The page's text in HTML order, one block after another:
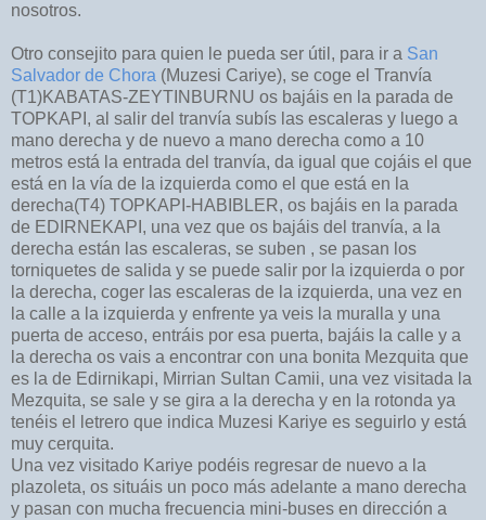
nosotros.
Otro consejito para quien le pueda ser útil, para ir a San
Salvador de Chora (Muzesi Cariye), se coge el Tranvía
(T1)KABATAS-ZEYTINBURNU os bajáis en la parada de
TOPKAPI, al salir del tranvía subís las escaleras y luego a
mano derecha y de nuevo a mano derecha como a 10
metros está la entrada del tranvía, da igual que cojáis el que
está en la vía de la izquierda como el que está en la
derecha(T4) TOPKAPI-HABIBLER, os bajáis en la parada
de EDIRNEKAPI, una vez que os bajáis del tranvía, a la
derecha están las escaleras, se suben , se pasan los
torniquetes de salida y se puede salir por la izquierda o por
la derecha, coger las escaleras de la izquierda, una vez en
la calle a la izquierda y enfrente ya veis la muralla y una
puerta de acceso, entráis por esa puerta, bajáis la calle y a
la derecha os vais a encontrar con una bonita Mezquita que
es la de Edirnikapi, Mirrian Sultan Camii, una vez visitada la
Mezquita, se sale y se gira a la derecha y en la rotonda ya
tenéis el letrero que indica Muzesi Kariye es seguirlo y está
muy cerquita.
Una vez visitado Kariye podéis regresar de nuevo a la
plazoleta, os situáis un poco más adelante a mano derecha
y pasan con mucha frecuencia mini-buses en dirección a